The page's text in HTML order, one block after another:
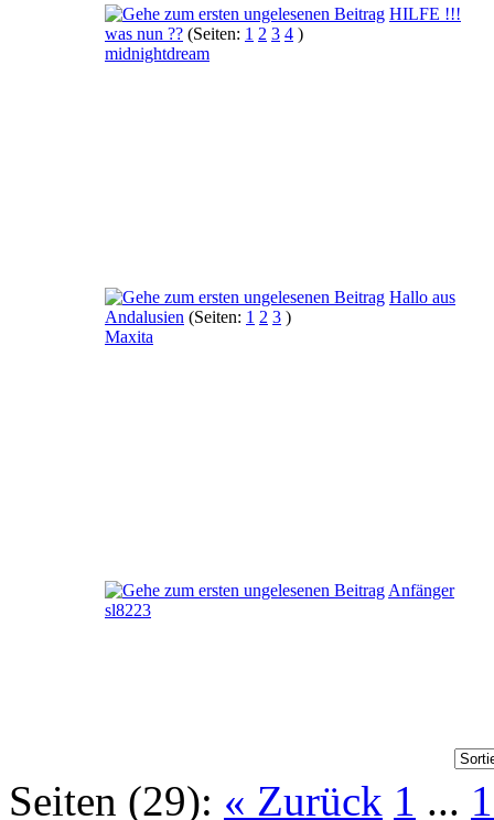
HILFE !!!
was nun ?? (Seiten: 1 2 3 4 )
midnightdream
Hallo aus
Andalusien (Seiten: 1 2 3 )
Maxita
Anfänger
sl8223
Seiten (29): « Zurück 1 ...